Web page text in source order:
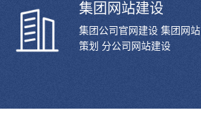
集团网站建设
集团公司官网建设 集团网站
策划 分公司网站建设